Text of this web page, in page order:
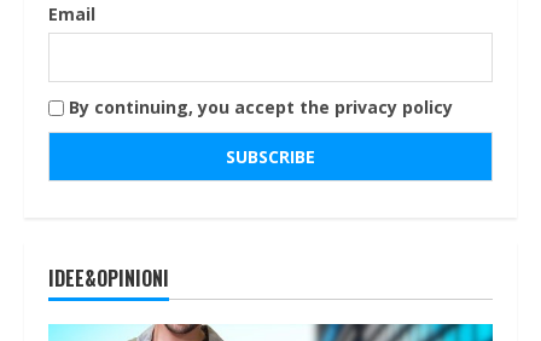
Email
By continuing, you accept the privacy policy
IDEE&OPINIONI